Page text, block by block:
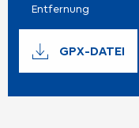
Entfernung
GPX-DATEI